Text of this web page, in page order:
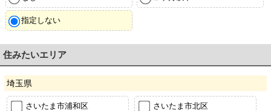
指定しない
住みたいエリア
埼玉県
さいたま市浦和区 さいたま市北区